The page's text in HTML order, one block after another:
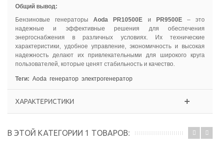
Общий вывод:
Бензиновые генераторыAoda PR10500E и PR9500E– это
надежные и эффективные решения для обеспечения
энергоснабжения в различных условиях. Их технические
характеристики, удобное управление, экономичность и высокая
надежность делают их привлекательными для широкого круга
пользователей, которые ценят стабильность и качество.
Теги: Aoda генератор электрогенератор
ХАРАКТЕРИСТИКИ
В ЭТОЙ КАТЕГОРИИ 1 ТОВАРОВ: